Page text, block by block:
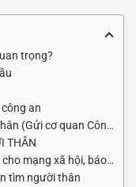
trọng?
an
(Gửi cơ quan Công an)
THÂN
mạng xã hội, báo chí)
tìm người thân